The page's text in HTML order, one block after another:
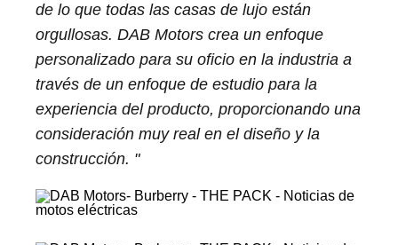
de lo que todas las casas de lujo están
orgullosas. DAB Motors crea un enfoque
personalizado para su oficio en la industria a
través de un enfoque de estudio para la
experiencia del producto, proporcionando una
consideración muy real en el diseño y la
construcción. "